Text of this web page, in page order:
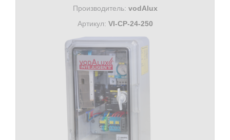
Производитель: vodAlux
Артикул: VI-CP-24-250